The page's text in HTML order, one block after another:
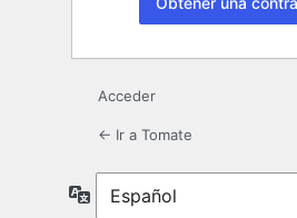
Acceder
← Ir a Tomate
Idioma